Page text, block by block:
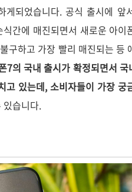
되었습니다. 공식 출시에 앞
간에 매진되면서 새로운 아이
구하고 가장 빨리 매진되는 등
7의 국내 출시가 확정되면서 국
고 있는데, 소비자들이 가장 궁
있습니다.